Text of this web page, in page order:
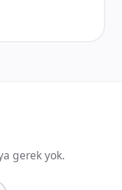
gerek yok.